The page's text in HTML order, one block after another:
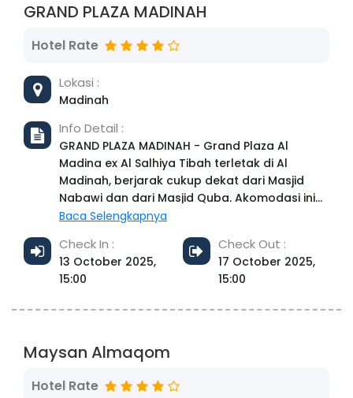
GRAND PLAZA MADINAH
Hotel Rate
Lokasi :
Madinah
Info Detail :
GRAND PLAZA MADINAH - Grand Plaza Al
Madina ex Al Salhiya Tibah terletak di Al
Madinah, berjarak cukup dekat dari Masjid
Nabawi dan dari Masjid Quba. Akomodasi ini
menawarkan restoran dan tempat parkir
Akomodasi ini menyediakan resepsionis 24
jam dan layanan kamar. Semua unit di hotel ini
memiliki area tempat duduk dan TV. Setiap
berjarak 10 km dari Grand Plaza Al Madina ex
Bandara Internasional Prince Mohammad bin
Baca Selengkapnya
Check In :
13 October 2025,
15:00
Check Out :
17 October 2025,
15:00
Maysan Almaqom
Hotel Rate